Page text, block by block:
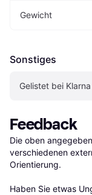
Gewicht
Sonstiges
Gelistet bei Klarna
Feedback
Die oben
verschiedenen
Orientierung.
Haben Sie etwas